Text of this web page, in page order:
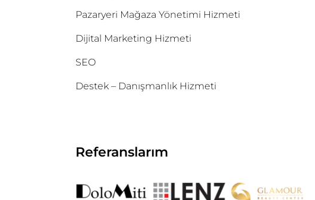
Pazaryeri Mağaza Yönetimi Hizmeti
Dijital Marketing Hizmeti
SEO
Destek – Danışmanlık Hizmeti
Referanslarım